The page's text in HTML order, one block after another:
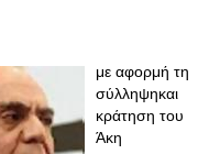
με αφορμή τη
σύλληψηκαι
κράτηση του
Άκη